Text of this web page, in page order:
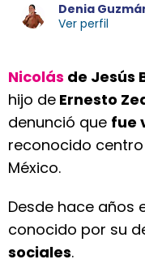
Denia
Ver perfil
Nicolás de Jesús
hijo de Ernesto
denunció que fue
reconocido
México.
Desde hace años
conocido por su
sociales.